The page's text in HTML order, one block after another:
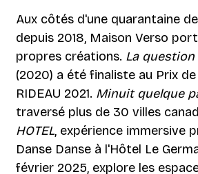
Aux côtés d'une quarantaine
depuis 2018, Maison Verso
propres créations. La
(2020) a été finaliste au Prix
RIDEAU 2021. Minuit quelque
traversé plus de 30 villes
HOTEL, expérience immersive
Danse Danse à l'Hôtel Le
février 2025, explore les